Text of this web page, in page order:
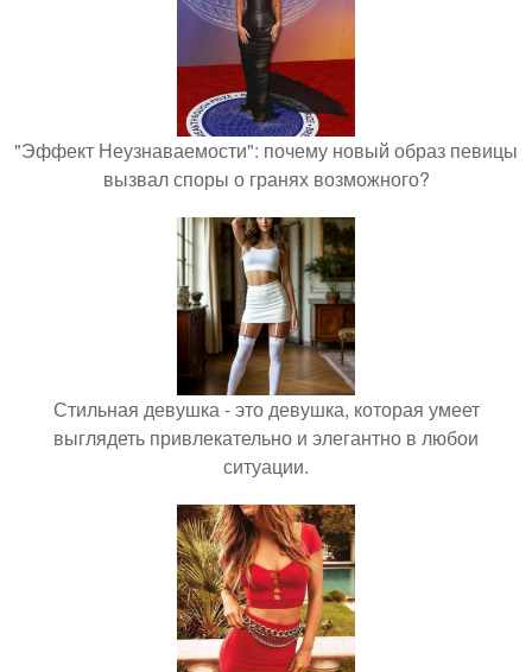
"Эффект Неузнаваемости": почему новый образ певицы
вызвал споры о гранях возможного?
Стильная девушка - это девушка, которая умеет
выглядеть привлекательно и элегантно в любои
ситуации.